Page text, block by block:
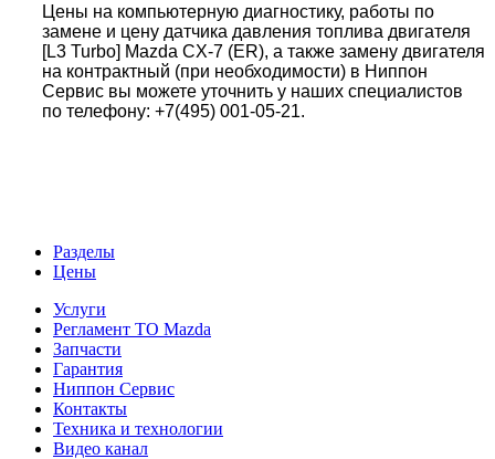
Цены на компьютерную диагностику, работы по
замене и цену датчика давления топлива двигателя
[L3 Turbo] Mazda CX-7 (ER), а также замену двигателя
на контрактный (при необходимости) в Ниппон
Сервис вы можете уточнить у наших специалистов
по телефону: +7(495) 001-05-21.
Разделы
Цены
Услуги
Регламент ТО Mazda
Запчасти
Гарантия
Ниппон Сервис
Контакты
Техника и технологии
Видео канал